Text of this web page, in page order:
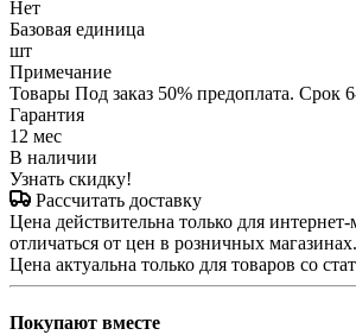
Нет
Базовая единица
шт
Примечание
Товары Под заказ 50% предоплата. Срок
Гарантия
12 мес
В наличии
Узнать скидку!
Рассчитать доставку
Цена действительна только для
отличаться от цен в розничных магазинах.
Цена актуальна только для товаров со
Покупают вместе